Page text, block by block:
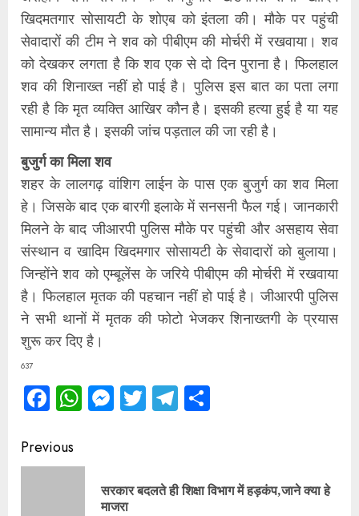
खिदमतगार सोसायटी के शोएब को इंतला की। मौके पर पहुंची
सेवादारों की टीम ने शव को पीबीएम की मोर्चरी में रखवाया। शव
को देखकर लगता है कि शव एक से दो दिन पुराना है। फिलहाल
शव की शिनाख्त नहीं हो पाई है। पुलिस इस बात का पता लगा
रही है कि मृत व्यक्ति आखिर कौन है। इसकी हत्या हुई है या यह
सामान्य मौत है। इसकी जांच पड़ताल की जा रही है।
बुजुर्ग का मिला शव
शहर के लालगढ़ वांशिग लाईन के पास एक बुजुर्ग का शव मिला
हे। जिसके बाद एक बारगी इलाके में सनसनी फैल गई। जानकारी
मिलने के बाद जीआरपी पुलिस मौके पर पहुंची और असहाय सेवा
संस्थान व खादिम खिदमगार सोसायटी के सेवादारों को बुलाया।
जिन्होंने शव को एम्बूलेंस के जरिये पीबीएम की मोर्चरी में रखवाया
है। फिलहाल मृतक की पहचान नहीं हो पाई है। जीआरपी पुलिस
ने सभी थानों में मृतक की फोटो भेजकर शिनाख्तगी के प्रयास
शुरू कर दिए है।
637
Facebook
WhatsApp
Messenger
TwitterTelegram
Continue
Reading
Previous
सरकार बदलते ही शिक्षा विभाग में हड़कंप,जाने क्या हे
माजरा